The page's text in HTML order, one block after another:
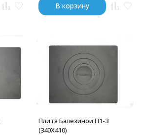
В корзину
Плита Балезинои П1-3
(340Х410)